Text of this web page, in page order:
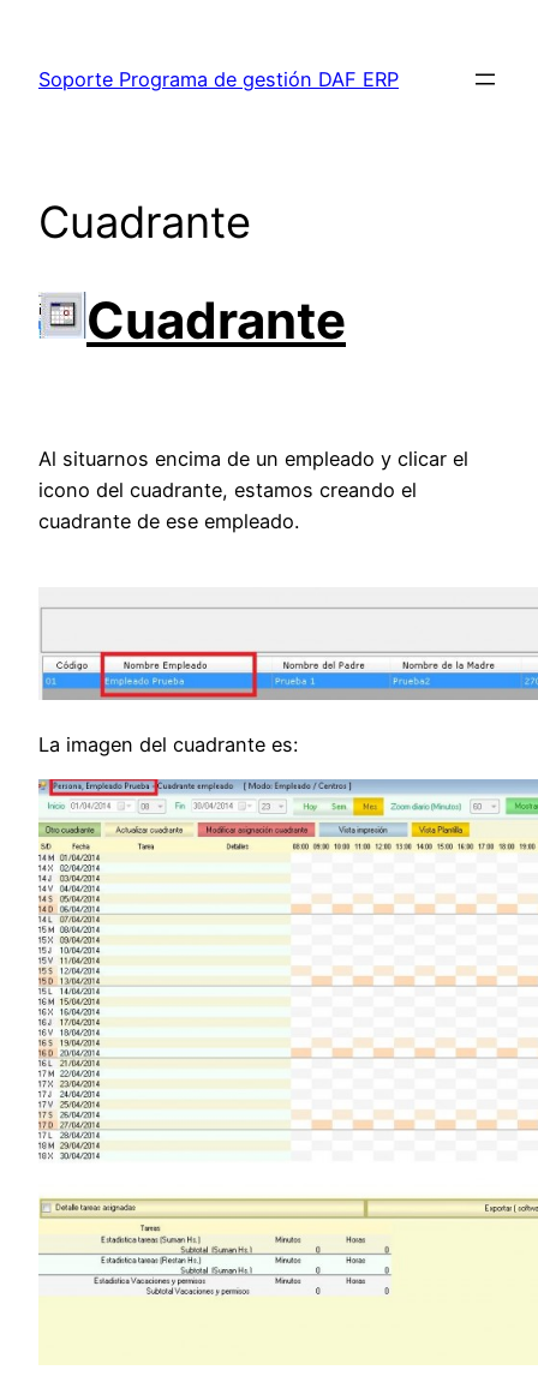
contenido
Soporte Programa de gestión DAF ERP
Cuadrante
Cuadrante
Al situarnos encima de un empleado y clicar el
icono del cuadrante, estamos creando el
cuadrante de ese empleado.
La imagen del cuadrante es: